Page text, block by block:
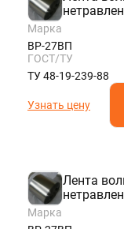
Марка
ВР-27ВП
ГОСТ/ТУ
ТУ 48-19-239-88
Узнать цену
Лента
Марка